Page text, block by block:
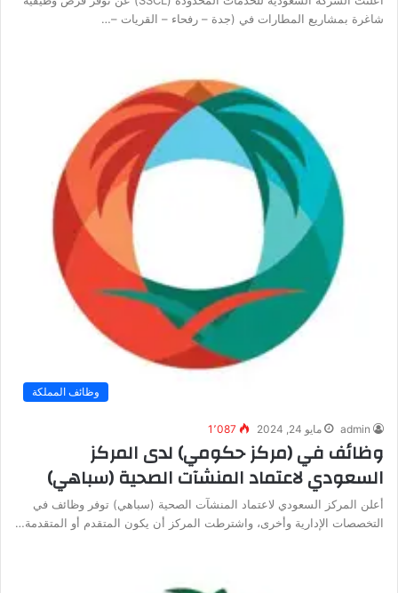
شاغرة بمشاريع المطارات في (جدة – رفحاء – القريات –…
وظائف المملكة
admin مايو 24, 2024 1٬087
وظائف في (مركز حكومي) لدى المركز
السعودي لاعتماد المنشآت الصحية (سباهي)
أعلن المركز السعودي لاعتماد المنشآت الصحية (سباهي) توفر وظائف في
التخصصات الإدارية وأخرى، واشترطت المركز أن يكون المتقدم أو المتقدمة…